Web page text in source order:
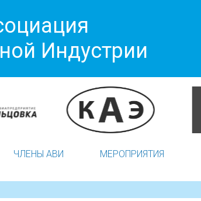
Индустрии
ЧЛЕНЫ АВИ МЕРОПРИЯТИЯ